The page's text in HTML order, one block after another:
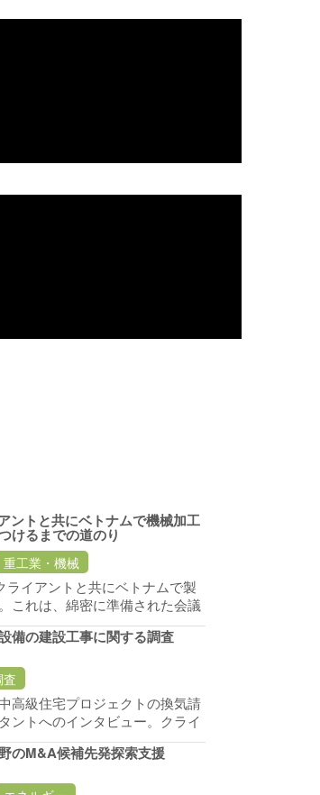
ントと共にベトナムで機械加工
けるまでの道のり
重工業・機械
ライアントと共にベトナムで製
これは、綿密に準備された会議
るだけでなく、ベトナムの市場
を発見する旅でもあります。
備の建設工事に関する調査
高級住宅プロジェクトの換気請
ントへのインタビュー。クライ
手配します。
のM&A候補先発探索支援